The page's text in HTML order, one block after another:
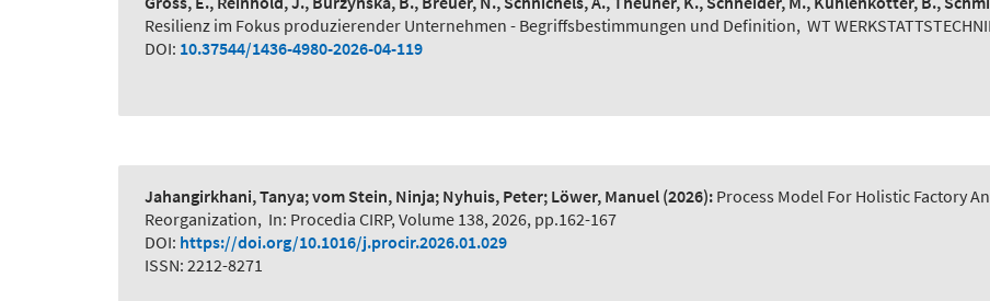
Resilienz im Fokus produzierender Unternehmen - Begriffsbestimmungen und Definition, WT
DOI: 10.37544/1436-4980-2026-04-119
Jahangirkhani, Tanya; vom Stein, Ninja; Nyhuis, Peter; Löwer, Manuel (2026): Process Model For Holistic Factory
Reorganization, In: Procedia CIRP, Volume 138, 2026, pp.162-167
DOI: https://doi.org/10.1016/j.procir.2026.01.029
ISSN: 2212-8271